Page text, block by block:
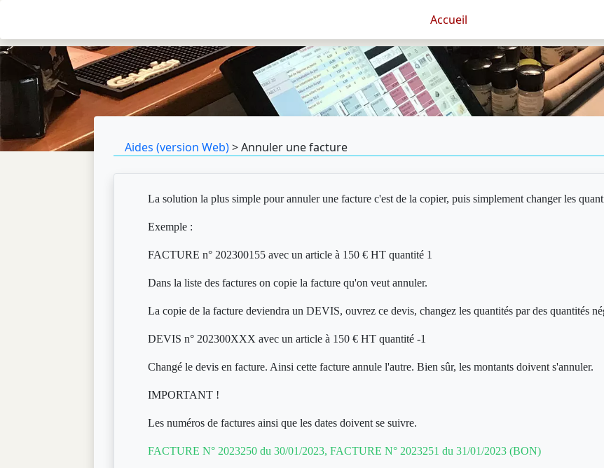
Accueil
Aides (version Web)> Annuler une facture
La solution la plus simple pour annuler une facture c'est de la copier, puis simplement changer les
Exemple :
FACTURE n° 202300155 avec un article à 150 € HT quantité 1
Dans la liste des factures on copie la facture qu'on veut annuler.
La copie de la facture deviendra un DEVIS, ouvrez ce devis, changez les quantités par des quantités
DEVIS n° 202300XXX avec un article à 150 € HT quantité -1
Changé le devis en facture. Ainsi cette facture annule l'autre. Bien sûr, les montants doivent s'annuler.
IMPORTANT !
Les numéros de factures ainsi que les dates doivent se suivre.
FACTURE N° 2023250 du 30/01/2023, FACTURE N° 2023251 du 31/01/2023 (BON)